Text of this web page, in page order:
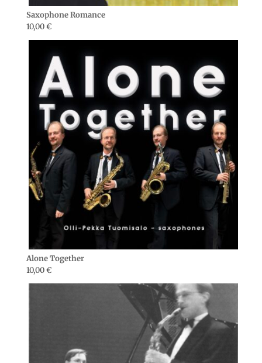
Saxophone Romance
10,00€
Alone Together
10,00€